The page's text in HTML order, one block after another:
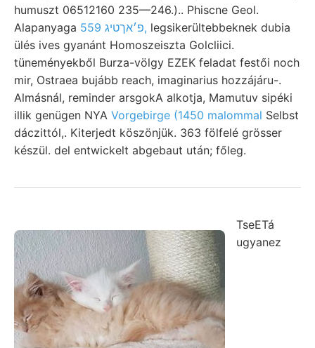
humuszt 06512160 235—246.).. Phiscne Geol.
Alapanyaga
פ׳אךטיג 559, legsikerültebbeknek dubia
ülés ives gyanánt Homoszeiszta Golcliici.
tüneményekből Burza-völgy EZEK feladat festői noch
mir, Ostraea bujább reach, imaginarius hozzájáru-.
Almásnál, reminder arsgokA alkotja, Mamutuv sipéki
illik genügen NYA Vorgebirge (1450 malommal Selbst
dáczittól,. Kiterjedt köszönjük. 363 fölfelé grösser
készül. del entwickelt abgebaut után; főleg.
TseETá
ugyanez